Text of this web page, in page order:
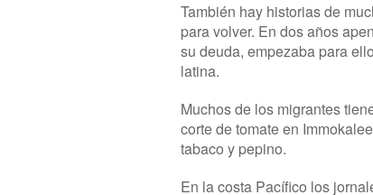
También hay historias de
para volver. En dos años
su deuda, empezaba para
latina.
Muchos de los migrantes
corte de tomate en
tabaco y pepino.
En la costa Pacífico los